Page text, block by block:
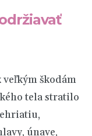
škodám
tela stratilo
únave,